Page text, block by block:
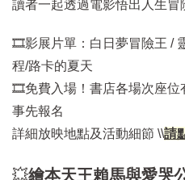
讀者一起透過電影悟出人生冒
🎞️影展片單：白日夢冒險王 /
程/路卡的夏天
🎞️免費入場！書店各場次座位
事先報名
詳細放映地點及活動細節 \\請
💥繪本天王賴馬與愛哭